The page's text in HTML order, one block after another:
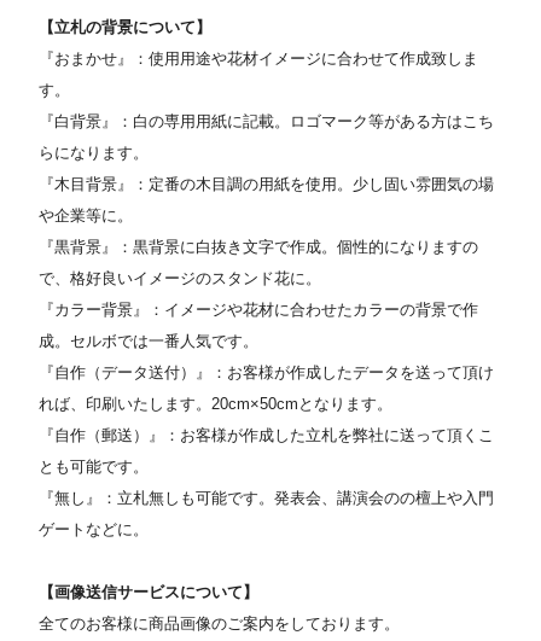
【立札の背景について】
『おまかせ』：使用用途や花材イメージに合わせて作成致しま
す。
『白背景』：白の専用用紙に記載。ロゴマーク等がある方はこち
らになります。
『木目背景』：定番の木目調の用紙を使用。少し固い雰囲気の場
や企業等に。
『黒背景』：黒背景に白抜き文字で作成。個性的になりますの
で、格好良いイメージのスタンド花に。
『カラー背景』：イメージや花材に合わせたカラーの背景で作
成。セルボでは一番人気です。
『自作（データ送付）』：お客様が作成したデータを送って頂け
れば、印刷いたします。20cm×50cmとなります。
『自作（郵送）』：お客様が作成した立札を弊社に送って頂くこ
とも可能です。
『無し』：立札無しも可能です。発表会、講演会のの檀上や入門
ゲートなどに。
【画像送信サービスについて】
全てのお客様に商品画像のご案内をしております。